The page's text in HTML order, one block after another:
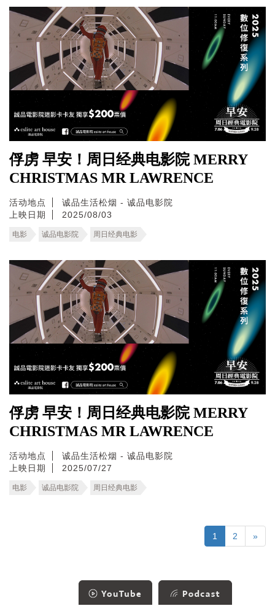
俘虏 早安！周日经典电影院 MERRY
CHRISTMAS MR LAWRENCE
活动地点
诚品生活松烟 - 诚品电影院
上映日期
2025/08/03
电影 诚品电影院 周日经典电影
俘虏 早安！周日经典电影院 MERRY
CHRISTMAS MR LAWRENCE
活动地点
诚品生活松烟 - 诚品电影院
上映日期
2025/07/27
电影 诚品电影院 周日经典电影
1 2 »